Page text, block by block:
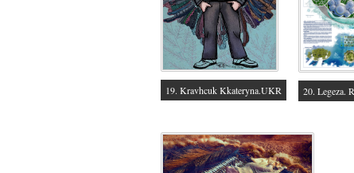
19. Kravhcuk Kkateryna.UKR 20. Legeza.